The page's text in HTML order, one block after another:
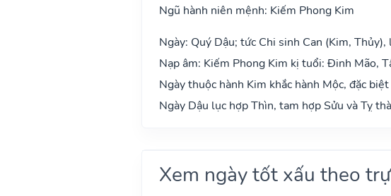
Ngũ hành niên mệnh: Kiếm Phong Kim
Ngày: Quý Dậu; tức Chi sinh Can (Kim, Thủy),
Nạp âm: Kiếm Phong Kim kị tuổi: Đinh Mão,
Ngày thuộc hành Kim khắc hành Mộc, đặc
Ngày Dậu lục hợp Thìn, tam hợp Sửu và Tỵ
Xem ngày tốt xấu theo